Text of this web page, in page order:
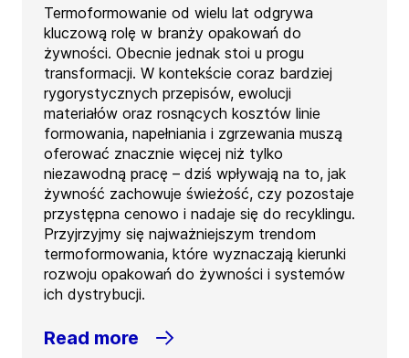
Termoformowanie od wielu lat odgrywa
kluczową rolę w branży opakowań do
żywności. Obecnie jednak stoi u progu
transformacji. W kontekście coraz bardziej
rygorystycznych przepisów, ewolucji
materiałów oraz rosnących kosztów linie
formowania, napełniania i zgrzewania muszą
oferować znacznie więcej niż tylko
niezawodną pracę – dziś wpływają na to, jak
żywność zachowuje świeżość, czy pozostaje
przystępna cenowo i nadaje się do recyklingu.
Przyjrzyjmy się najważniejszym trendom
termoformowania, które wyznaczają kierunki
rozwoju opakowań do żywności i systemów
ich dystrybucji.
Read more